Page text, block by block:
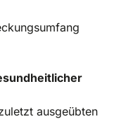
ausgeübten